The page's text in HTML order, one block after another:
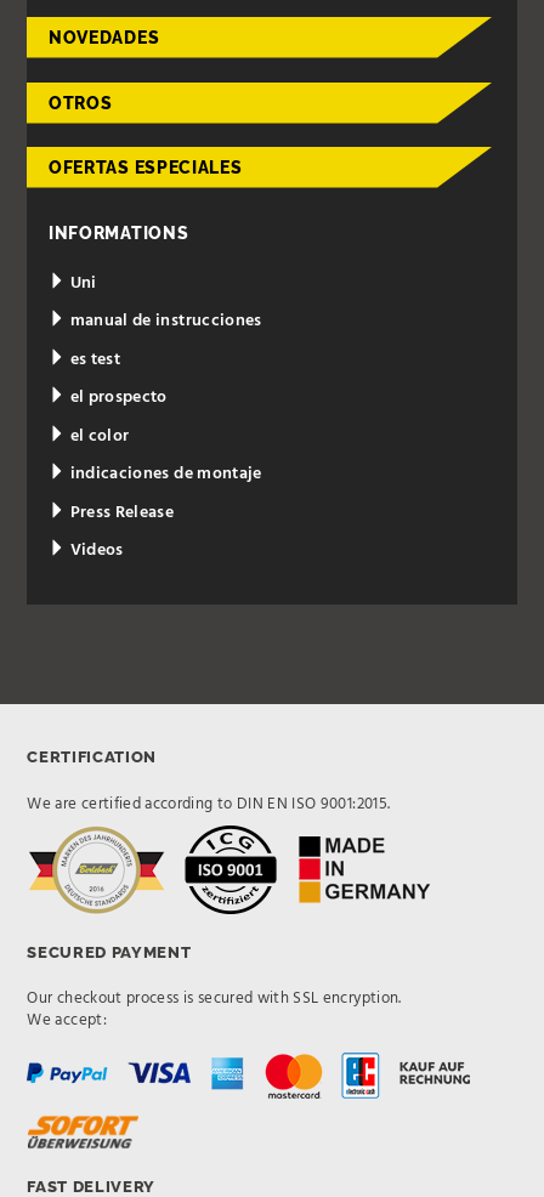
NOVEDADES
OTROS
OFERTAS ESPECIALES
INFORMATIONS
Uni
manual de instrucciones
es test
el prospecto
el color
indicaciones de montaje
Press Release
Videos
CERTIFICATION
We are certified according to DIN EN ISO 9001:2015.
SECURED PAYMENT
Our checkout process is secured with SSL encryption.
We accept:
FAST DELIVERY